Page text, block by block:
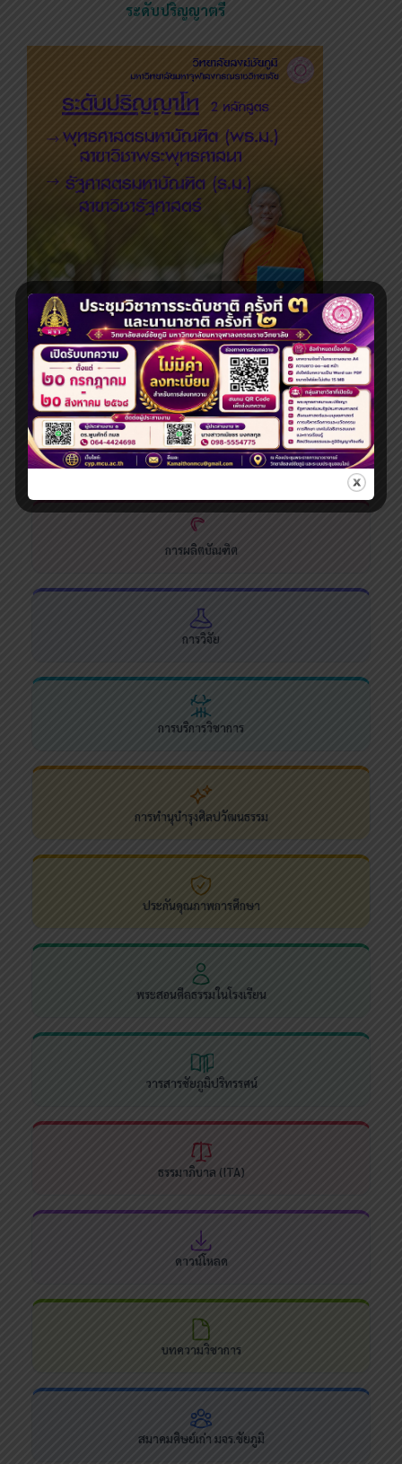
ระดับปริญญาตรี
ระดับปริญญาโท
ระบบสารสนเทศและบริการออนไลน์
การผลิตบัณฑิต
การวิจัย
การบริการวิชาการ
การทำนุบำรุงศิลปวัฒนธรรม
ประกันคุณภาพการศึกษา
พระสอนศีลธรรมในโรงเรียน
วารสารชัยภูมิปริทรรศน์
ธรรมาภิบาล (ITA)
ดาวน์โหลด
บทความวิชาการ
สมาคมศิษย์เก่า มจร.ชัยภูมิ